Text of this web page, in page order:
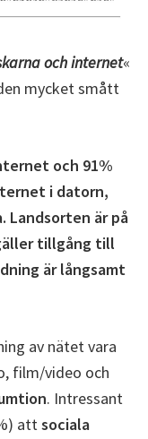
och internet«
mycket smått
och 91%
i datorn,
Landsorten är på
tillgång till
är långsamt
av nätet vara
film/video och
. Intressant
attsociala